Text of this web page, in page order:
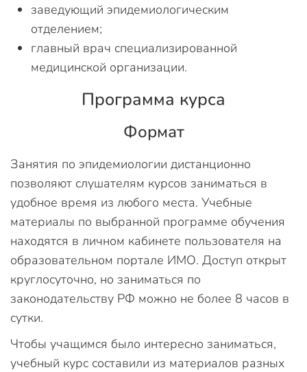
заведующий эпидемиологическим
отделением;
главный врач специализированной
медицинской организации.
Программа курса
Формат
Занятия по эпидемиологии дистанционно
позволяют слушателям курсов заниматься в
удобное время из любого места. Учебные
материалы по выбранной программе обучения
находятся в личном кабинете пользователя на
образовательном портале ИМО. Доступ открыт
круглосуточно, но заниматься по
законодательству РФ можно не более 8 часов в
сутки.
Чтобы учащимся было интересно заниматься,
учебный курс составили из материалов разных